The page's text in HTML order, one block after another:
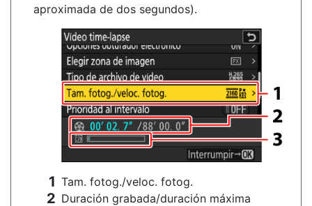
aproximada de dos segundos).
Tam. fotog./veloc. fotog.
Duración grabada/duración máxima